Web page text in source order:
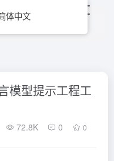
模型提示工程工
72.8K 0 0
体中文